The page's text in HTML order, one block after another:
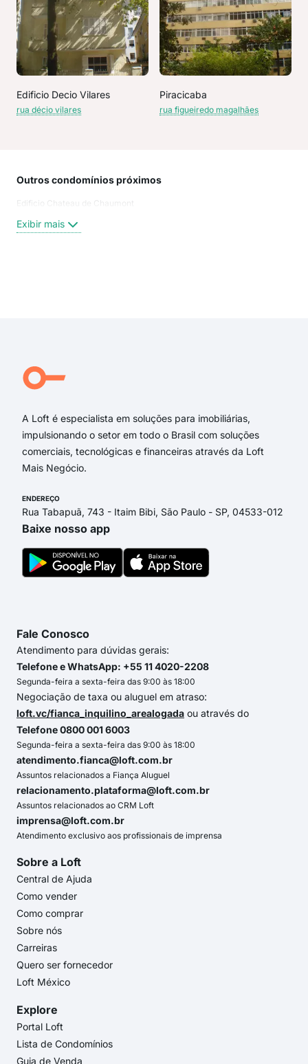
Edificio Decio Vilares
rua décio vilares
Piracicaba
rua figueiredo magalhães
Outros condomínios próximos
Edificio Chateau de Chaumont
Exibir mais
A Loft é especialista em soluções para imobiliárias,
impulsionando o setor em todo o Brasil com soluções
comerciais, tecnológicas e financeiras através da Loft
Mais Negócio.
ENDEREÇO
Rua Tabapuã, 743 - Itaim Bibi, São Paulo - SP, 04533-012
Baixe nosso app
Fale Conosco
Atendimento para dúvidas gerais:
Telefone e WhatsApp: +55 11 4020-2208
Segunda-feira a sexta-feira das 9:00 às 18:00
Negociação de taxa ou aluguel em atraso:
loft.vc/fianca_inquilino_arealogada ou através do
Telefone 0800 001 6003
Segunda-feira a sexta-feira das 9:00 às 18:00
atendimento.fianca@loft.com.br
Assuntos relacionados a Fiança Aluguel
relacionamento.plataforma@loft.com.br
Assuntos relacionados ao CRM Loft
imprensa@loft.com.br
Atendimento exclusivo aos profissionais de imprensa
Sobre a Loft
Central de Ajuda
Como vender
Como comprar
Sobre nós
Carreiras
Quero ser fornecedor
Loft México
Explore
Portal Loft
Lista de Condomínios
Guia de Venda